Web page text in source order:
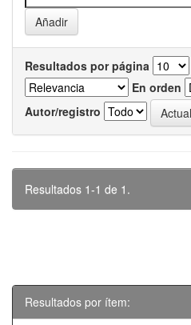
Resultados por página
En orden
Autor/registro
Resultados 1-1 de 1.
Resultados por ítem: